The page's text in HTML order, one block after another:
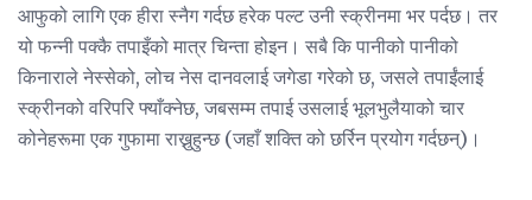
आफुको लागि एक हीरा स्नैग गर्दछ हरेक पल्ट उनी स्क्रीनमा भर पर्दछ। तर
यो फन्नी पक्कै तपाइँको मात्र चिन्ता होइन। सबै कि पानीको पानीको
किनाराले नेस्सेको, लोच नेस दानवलाई जगेडा गरेको छ, जसले तपाईंलाई
स्क्रीनको वरिपरि फ्याँक्नेछ, जबसम्म तपाई उसलाई भूलभुलैयाको चार
कोनेहरूमा एक गुफामा राख्नुहुन्छ (जहाँ शक्ति को छर्रिन प्रयोग गर्दछन्)।